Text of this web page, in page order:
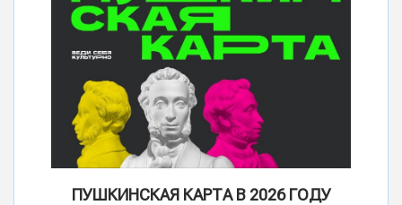
ПУШКИНСКАЯ КАРТА В 2026 ГОДУ